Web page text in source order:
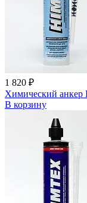
1 820 ₽
Химический анкер
В корзину